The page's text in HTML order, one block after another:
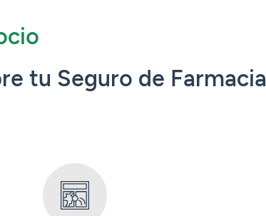
tu Seguro de Farmacia